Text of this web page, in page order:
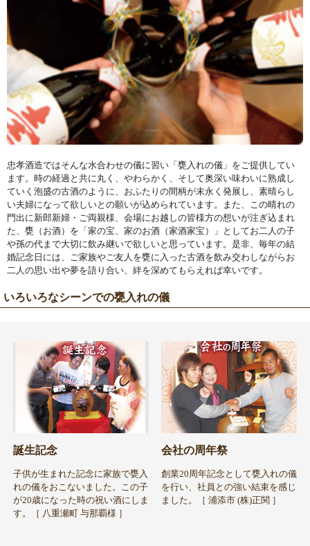
忠孝酒造ではそんな水合わせの儀に習い「甕入れの儀」をご提供してい
ます。時の経過と共に丸く、やわらかく、そして奥深い味わいに熟成し
ていく泡盛の古酒のように、おふたりの間柄が末永く発展し、素晴らし
い夫婦になって欲しいとの願いが込められています。また、この晴れの
門出に新郎新婦・ご両親様、会場にお越しの皆様方の想いが注ぎ込まれ
た、甕（お酒）を「家の宝、家のお酒（家酒家宝）」としてお二人の子
や孫の代まで大切に飲み継いで欲しいと思っています。是非、毎年の結
婚記念日には、ご家族やご友人を甕に入った古酒を飲み交わしながらお
二人の思い出や夢を語り合い、絆を深めてもらえれば幸いです。
いろいろなシーンでの甕入れの儀
誕生記念
子供が生まれた記念に家族で甕入
れの儀をおこないました。この子
が20歳になった時の祝い酒にしま
す。［ 八重瀬町 与那覇様 ］
会社の周年祭
創業20周年記念として甕入れの儀
を行い、社員との強い結束を感じ
ました。［ 浦添市 (株)正関 ］